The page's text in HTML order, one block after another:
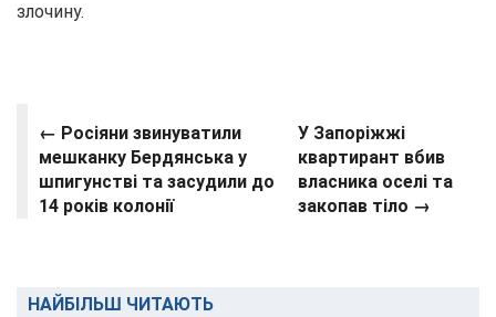
злочину.
← Росіяни звинуватили
мешканку Бердянська у
шпигунстві та засудили до
14 років колонії
У Запоріжжі
квартирант вбив
власника оселі та
закопав тіло →
НАЙБІЛЬШ ЧИТАЮТЬ